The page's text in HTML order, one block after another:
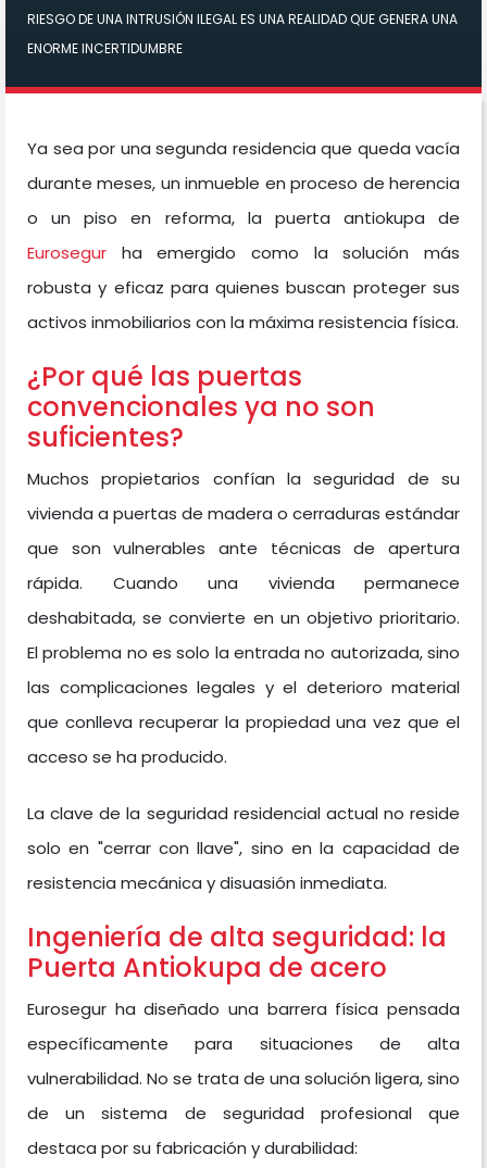
RIESGO DE UNA INTRUSIÓN ILEGAL ES UNA REALIDAD QUE GENERA UNA
ENORME INCERTIDUMBRE
Ya sea por una segunda residencia que queda vacía
durante meses, un inmueble en proceso de herencia
o un piso en reforma, la puerta antiokupa de
Eurosegur ha emergido como la solución más
robusta y eficaz para quienes buscan proteger sus
activos inmobiliarios con la máxima resistencia física.
¿Por qué las puertas
convencionales ya no son
suficientes?
Muchos propietarios confían la seguridad de su
vivienda a puertas de madera o cerraduras estándar
que son vulnerables ante técnicas de apertura
rápida. Cuando una vivienda permanece
deshabitada, se convierte en un objetivo prioritario.
El problema no es solo la entrada no autorizada, sino
las complicaciones legales y el deterioro material
que conlleva recuperar la propiedad una vez que el
acceso se ha producido.
La clave de la seguridad residencial actual no reside
solo en "cerrar con llave", sino en la capacidad de
resistencia mecánica y disuasión inmediata.
Ingeniería de alta seguridad: la
Puerta Antiokupa de acero
Eurosegur ha diseñado una barrera física pensada
específicamente para situaciones de alta
vulnerabilidad. No se trata de una solución ligera, sino
de un sistema de seguridad profesional que
destaca por su fabricación y durabilidad: